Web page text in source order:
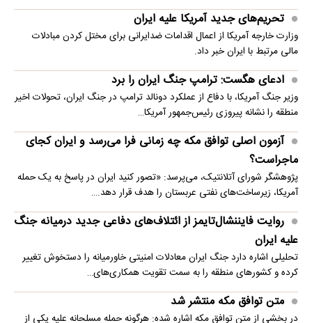
تحریم‌های جدید آمریکا علیه ایران
وزارت خارجه آمریکا از اعمال اقدامات ضدایرانی برای مختل کردن مبادلات
مالی مرتبط با ایران خبر داد.
ادعای هگست: ترامپ جنگ ایران را برد
وزیر جنگ آمریکا، با دفاع از عملکرد دونالد ترامپ در جنگ ایران، تحولات اخیر
منطقه را نشانه پیروزی رئیس‌جمهور آمریکا…
آزمون اصلی توافق مکه چه زمانی فرا می‌رسد و ایران کجای
ماجراست؟
پژوهشگر شورای آتلانتیک، می‌پرسد: «تصور کنید ایران در پاسخ به یک حمله
آمریکا، زیرساخت‌های نفتی عربستان را هدف قرار دهد.…
روایت فایننشال‌تایمز از ائتلاف‌های دفاعی جدید درمیانه جنگ
علیه ایران
تحلیلی اشاره دارد جنگ ایران معادلات امنیتی خاورمیانه را دستخوش تغییر
کرده و کشورهای منطقه را به سمت تقویت همکاری‌های…
متن توافق مکه منتشر شد
در بخشی از متن توافق مکه اشاره شده: هرگونه حمله مسلحانه علیه یکی از